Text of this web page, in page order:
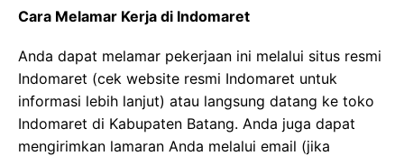
Cara Melamar Kerja di Indomaret
Anda dapat melamar pekerjaan ini melalui situs resmi
Indomaret (cek website resmi Indomaret untuk
informasi lebih lanjut) atau langsung datang ke toko
Indomaret di Kabupaten Batang. Anda juga dapat
mengirimkan lamaran Anda melalui email (jika